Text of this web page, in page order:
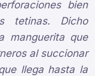
bien
tetinas. Dicho
manguerita que
al succionar
llega hasta la